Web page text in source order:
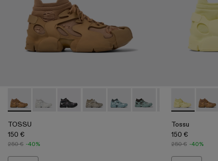
TOSSU - A500005-040 - BROWN
TOSSU - A500005-034
TOSSU - A500005-033
TOSSU - A500005-032
TOSSU - A500005-031
TOSSU - A500005-028
TOSSU -TOSSU -
TOSSU
150 €
250 € -40%
Tossu -
Tossu
150 €
250 € -40%